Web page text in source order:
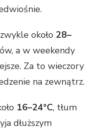
około 28–
a w weekendy
Za to wieczory
na zewnątrz.
16–24°C, tłum
dłuższym